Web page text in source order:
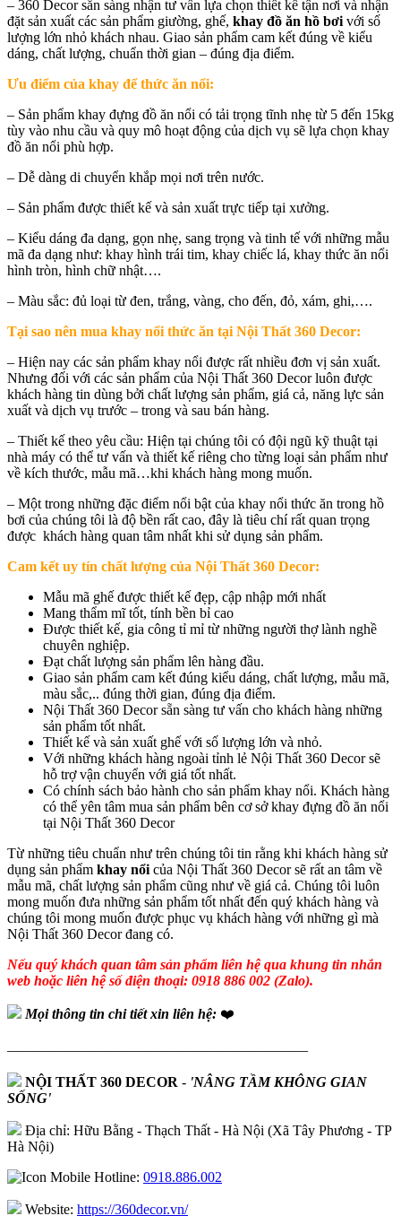
– 360 Decor sẵn sàng nhận tư vấn lựa chọn thiết kế tận nơi và nhận
đặt sản xuất các sản phẩm giường, ghế, khay đồ ăn hồ bơi với số
lượng lớn nhỏ khách nhau. Giao sản phẩm cam kết đúng về kiểu
dáng, chất lượng, chuẩn thời gian – đúng địa điểm.
Ưu điểm của khay để thức ăn nổi:
– Sản phẩm khay đựng đồ ăn nổi có tải trọng tĩnh nhẹ từ 5 đến 15kg
tùy vào nhu cầu và quy mô hoạt động của dịch vụ sẽ lựa chọn khay
đồ ăn nổi phù hợp.
– Dễ dàng di chuyển khắp mọi nơi trên nước.
– Sản phẩm được thiết kế và sản xuất trực tiếp tại xưởng.
– Kiểu dáng đa dạng, gọn nhẹ, sang trọng và tinh tế với những mẫu
mã đa dạng như: khay hình trái tim, khay chiếc lá, khay thức ăn nổi
hình tròn, hình chữ nhật….
– Màu sắc: đủ loại từ đen, trắng, vàng, cho đến, đỏ, xám, ghi,….
Tại sao nên mua khay nổi thức ăn tại Nội Thất 360 Decor:
– Hiện nay các sản phẩm khay nổi được rất nhiều đơn vị sản xuất.
Nhưng đối với các sản phẩm của Nội Thất 360 Decor luôn được
khách hàng tin dùng bởi chất lượng sản phẩm, giá cả, năng lực sản
xuất và dịch vụ trước – trong và sau bán hàng.
– Thiết kế theo yêu cầu: Hiện tại chúng tôi có đội ngũ kỹ thuật tại
nhà máy có thể tư vấn và thiết kế riêng cho từng loại sản phẩm như
về kích thước, mẫu mã…khi khách hàng mong muốn.
– Một trong những đặc điểm nổi bật của khay nổi thức ăn trong hồ
bơi của chúng tôi là độ bền rất cao, đây là tiêu chí rất quan trọng
được khách hàng quan tâm nhất khi sử dụng sản phẩm.
Cam kết uy tín chất lượng của Nội Thất 360 Decor:
Mẫu mã ghế được thiết kế đẹp, cập nhập mới nhất
Mang thẩm mĩ tốt, tính bền bỉ cao
Được thiết kế, gia công tỉ mỉ từ những người thợ lành nghề
chuyên nghiệp.
Đạt chất lượng sản phẩm lên hàng đầu.
Giao sản phẩm cam kết đúng kiểu dáng, chất lượng, mẫu mã,
màu sắc,.. đúng thời gian, đúng địa điểm.
Nội Thất 360 Decor sẵn sàng tư vấn cho khách hàng những
sản phẩm tốt nhất.
Thiết kế và sản xuất ghế với số lượng lớn và nhỏ.
Với những khách hàng ngoài tỉnh lẻ Nội Thất 360 Decor sẽ
hỗ trợ vận chuyển với giá tốt nhất.
Có chính sách bảo hành cho sản phẩm khay nổi. Khách hàng
có thể yên tâm mua sản phẩm bên cơ sở khay đựng đồ ăn nổi
tại Nội Thất 360 Decor
Từ những tiêu chuẩn như trên chúng tôi tin rằng khi khách hàng sử
dụng sản phẩm khay nổi của Nội Thất 360 Decor sẽ rất an tâm về
mẫu mã, chất lượng sản phẩm cũng như về giá cả. Chúng tôi luôn
mong muốn đưa những sản phẩm tốt nhất đến quý khách hàng và
chúng tôi mong muốn được phục vụ khách hàng với những gì mà
Nội Thất 360 Decor đang có.
Nếu quý khách quan tâm sản phẩm liên hệ qua khung tin nhắn
web hoặc liên hệ số điện thoại: 0918 886 002 (Zalo).
Mọi thông tin chi tiết xin liên hệ: ❤️
—————————————————————
NỘI THẤT 360 DECOR - 'NÂNG TẦM KHÔNG GIAN
SỐNG'
Địa chỉ: Hữu Bằng - Thạch Thất - Hà Nội (Xã Tây Phương - TP
Hà Nội)
Hotline: 0918.886.002
Website: https://360decor.vn/